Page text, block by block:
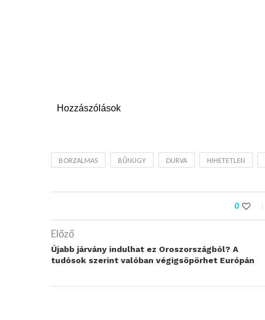
Hozzászólások
BORZALMAS BŰNÜGY DURVA HIHETETLEN
0
Előző
Újabb járvány indulhat ez Oroszországból? A
tudósok szerint valóban végigsöpörhet Európán